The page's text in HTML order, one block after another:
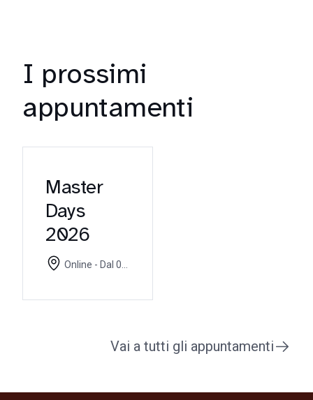
I prossimi
appuntamenti
Master
Days
2026
Vai a tutti gli appuntamenti